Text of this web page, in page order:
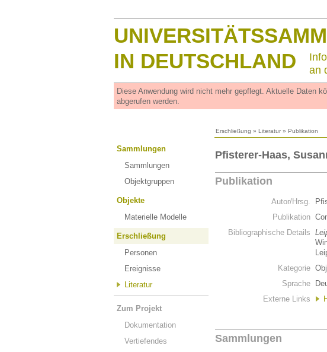
IN DEUTSCHLAND
an
Diese Anwendung wird nicht mehr gepflegt. Aktuelle Daten
abgerufen werden.
Erschließung » Literatur » Publikation
Sammlungen
Sammlungen
Objektgruppen
Objekte
Materielle Modelle
Erschließung
Personen
Ereignisse
Literatur
Zum Projekt
Dokumentation
Vertiefendes
Pfisterer-Haas,
Publikation
Autor/Hrsg.
Publikation
Bibliographische Details
Kategorie
Sprache
Externe Links
Sammlungen